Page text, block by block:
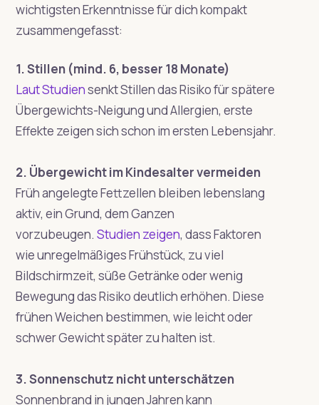
wichtigsten Erkenntnisse für dich kompakt
zusammengefasst:
1. Stillen (mind. 6, besser 18 Monate)
Laut Studiensenkt Stillen das Risiko für spätere
Übergewichts-Neigung und Allergien, erste
Effekte zeigen sich schon im ersten Lebensjahr.
2. Übergewicht im Kindesalter vermeiden
Früh angelegte Fettzellen bleiben lebenslang
aktiv, ein Grund, dem Ganzen
vorzubeugen. Studien zeigen, dass Faktoren
wie unregelmäßiges Frühstück, zu viel
Bildschirmzeit, süße Getränke oder wenig
Bewegung das Risiko deutlich erhöhen. Diese
frühen Weichen bestimmen, wie leicht oder
schwer Gewicht später zu halten ist.
3. Sonnenschutz nicht unterschätzen
Sonnenbrand in jungen Jahren kann